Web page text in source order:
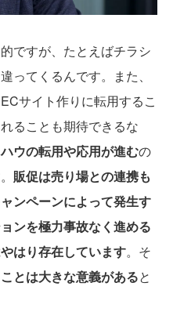
ですが、たとえばチラシ
ってくるんです。また、
サイト作りに転用するこ
ることも期待できるな
ウの転用や応用が進むの
販促は売り場との連携も
ンペーンによって発生す
ンを極力事故なく進める
はり存在しています。そ
とは大きな意義があると